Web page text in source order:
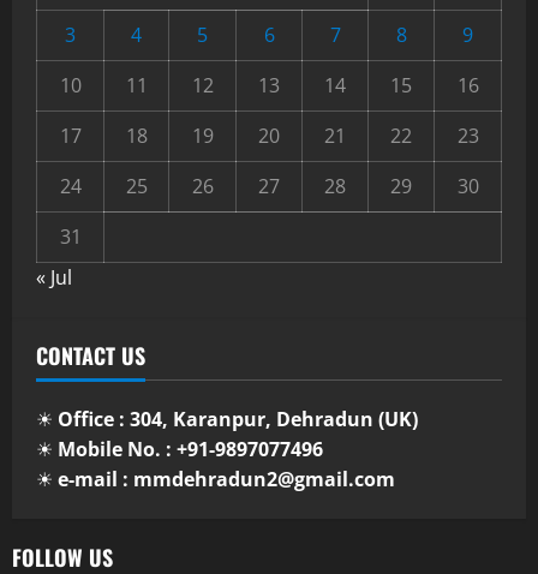
3
4 5 6 7 8
9
10
11 12 13 14 15
16
17
18 19 20 21 22
23
24
25 26 27 28 29
30
31
« Jul
CONTACT US
☀ Office : 304, Karanpur, Dehradun (UK)
☀ Mobile No. : +91-9897077496
☀ e-mail : mmdehradun2@gmail.com
FOLLOW US